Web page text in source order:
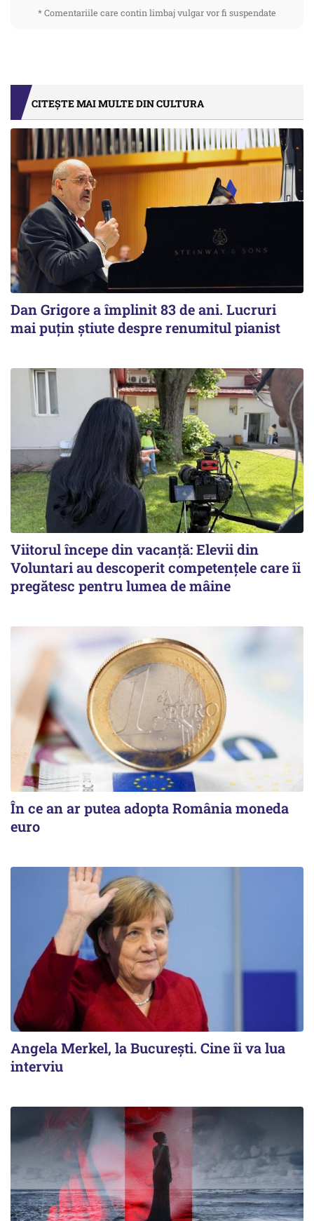
* Comentariile care contin limbaj vulgar vor fi suspendate
CITEȘTE MAI MULTE DIN CULTURA
Dan Grigore a împlinit 83 de ani. Lucruri
mai puțin știute despre renumitul pianist
Viitorul începe din vacanță: Elevii din
Voluntari au descoperit competențele care îi
pregătesc pentru lumea de mâine
În ce an ar putea adopta România moneda
euro
Angela Merkel, la București. Cine îi va lua
interviu